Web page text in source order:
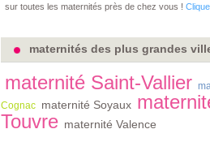
sur toutes les maternités près de chez vous !
maternités des plus grandes
maternité Saint-Vallier
Cognac maternité Soyaux
Touvre maternité Valence